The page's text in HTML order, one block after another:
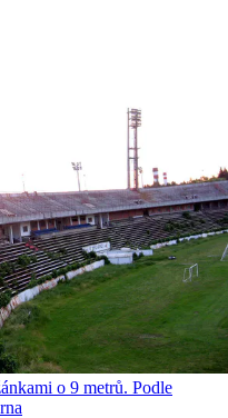
o 9 metrů. Podle